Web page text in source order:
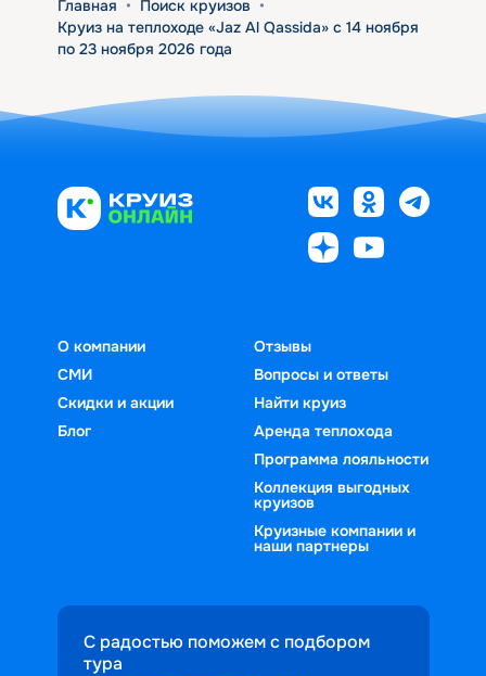
Главная • Поиск круизов •
Круиз на теплоходе «Jaz Al Qassida» с 14 ноября
по 23 ноября 2026 года
О компании
СМИ
Скидки и акции
Блог
Отзывы
Вопросы и ответы
Найти круиз
Аренда теплохода
Программа лояльности
Коллекция выгодных
круизов
Круизные компании и
наши партнеры
С радостью поможем с подбором
тура